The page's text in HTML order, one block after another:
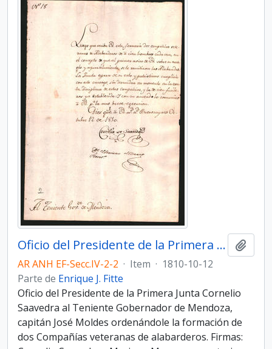
Oficio del Presidente de la Primera Junta Cornelio Saavedra al Teniente Gobernador de Mendoza, capitán José Moldes
AR ANH EF-Secc.IV-2-2 · Item · 1810-10-12
Parte de Enrique J. Fitte
Oficio del Presidente de la Primera Junta Cornelio
Saavedra al Teniente Gobernador de Mendoza,
capitán José Moldes ordenándole la formación de
dos Compañías veteranas de alabarderos. Firmas: